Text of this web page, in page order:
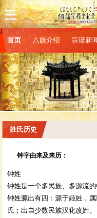
首页 八旗介绍 宗谱新
姓氏历史
钟字由来及来历：
钟姓
钟姓是一个多民族、多源流
钟姓源出有四：源于姬姓，
氏；出自少数民族汉化改姓